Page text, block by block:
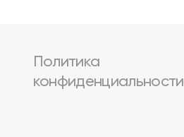
Политика
конфиденциальности